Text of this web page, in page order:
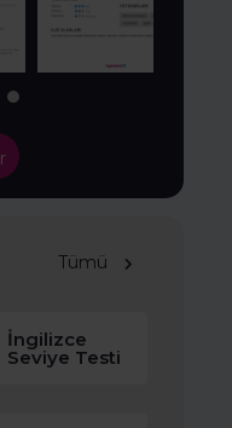
Tümü
İngilizce
Seviye Testi